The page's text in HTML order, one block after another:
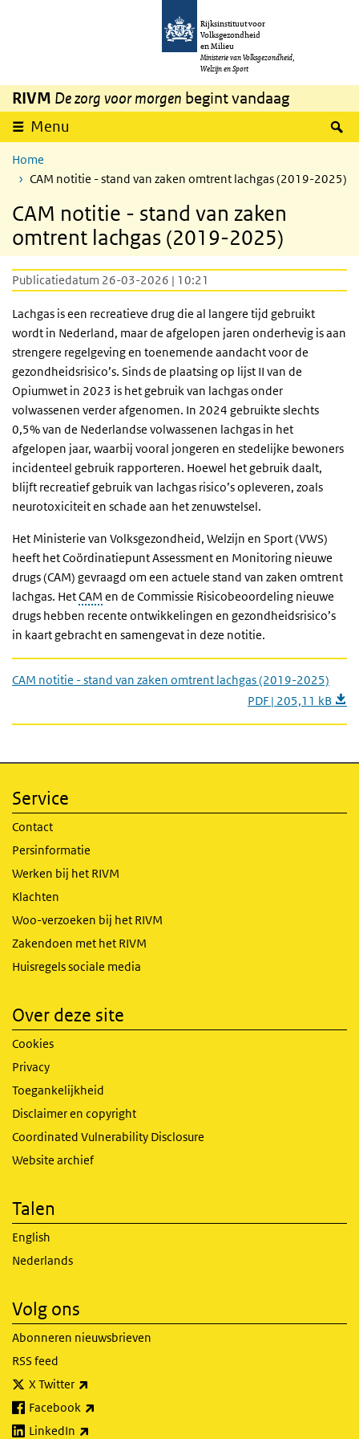
Overslaan en naar de inhoud gaan
Rijksinstituut voor
Volksgezondheid
en Milieu
Ministerie van Volksgezondheid,
Welzijn en Sport
RIVM De zorg voor morgen begint vandaag
Menu
Home
CAM notitie - stand van zaken omtrent lachgas (2019-2025)
CAM notitie - stand van zaken
omtrent lachgas (2019-2025)
Publicatiedatum 26-03-2026 | 10:21
Lachgas is een recreatieve drug die al langere tijd gebruikt
wordt in Nederland, maar de afgelopen jaren onderhevig is aan
strengere regelgeving en toenemende aandacht voor de
gezondheidsrisico’s. Sinds de plaatsing op lijst II van de
Opiumwet in 2023 is het gebruik van lachgas onder
volwassenen verder afgenomen. In 2024 gebruikte slechts
0,5% van de Nederlandse volwassenen lachgas in het
afgelopen jaar, waarbij vooral jongeren en stedelijke bewoners
incidenteel gebruik rapporteren. Hoewel het gebruik daalt,
blijft recreatief gebruik van lachgas risico’s opleveren, zoals
neurotoxiciteit en schade aan het zenuwstelsel.
Het Ministerie van Volksgezondheid, Welzijn en Sport (VWS)
heeft het Coördinatiepunt Assessment en Monitoring nieuwe
drugs (CAM) gevraagd om een actuele stand van zaken omtrent
lachgas. HetCAM en de Commissie Risicobeoordeling nieuwe
drugs hebben recente ontwikkelingen en gezondheidsrisico’s
in kaart gebracht en samengevat in deze notitie.
CAM notitie - stand van zaken omtrent lachgas (2019-2025)
PDF | 205,11 kB
Service
Contact
Persinformatie
Werken bij het RIVM
Klachten
Woo-verzoeken bij het RIVM
Zakendoen met het RIVM
Huisregels sociale media
Over deze site
Cookies
Privacy
Toegankelijkheid
Disclaimer en copyright
Coordinated Vulnerability Disclosure
Website archief
Talen
English
Nederlands
Volg ons
Abonneren nieuwsbrieven
RSS feed
X Twitter
Facebook
LinkedIn